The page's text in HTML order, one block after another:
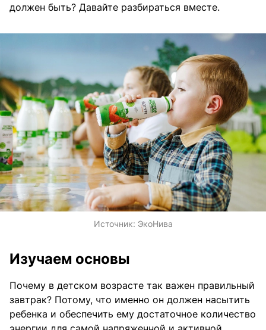
должен быть? Давайте разбираться вместе.
Источник: ЭкоНива
Изучаем основы
Почему в детском возрасте так важен правильный
завтрак? Потому, что именно он должен насытить
ребенка и обеспечить ему достаточное количество